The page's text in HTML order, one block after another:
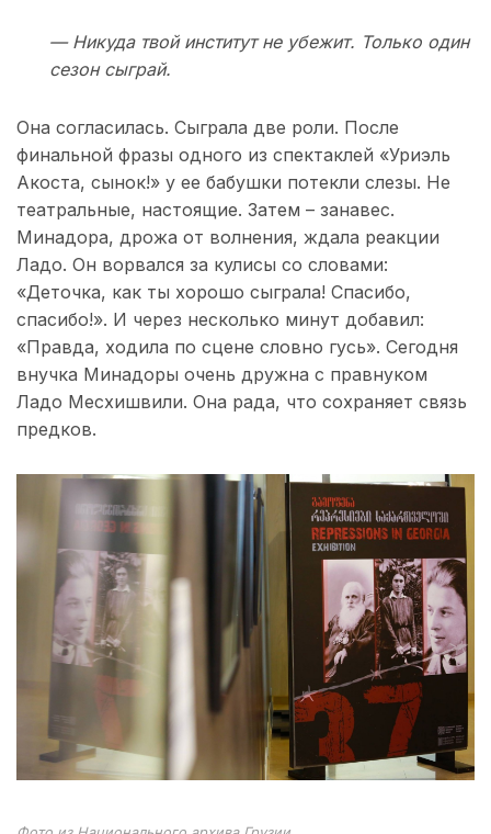
— Никуда твой институт не убежит. Только один
сезон сыграй.
Она согласилась. Сыграла две роли. После
финальной фразы одного из спектаклей «Уриэль
Акоста, сынок!» у ее бабушки потекли слезы. Не
театральные, настоящие. Затем – занавес.
Минадора, дрожа от волнения, ждала реакции
Ладо. Он ворвался за кулисы со словами:
«Деточка, как ты хорошо сыграла! Спасибо,
спасибо!». И через несколько минут добавил:
«Правда, ходила по сцене словно гусь». Сегодня
внучка Минадоры очень дружна с правнуком
Ладо Месхишвили. Она рада, что сохраняет связь
предков.